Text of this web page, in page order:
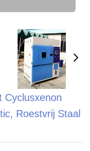
Cyclusxenon
Roestvrij Staal